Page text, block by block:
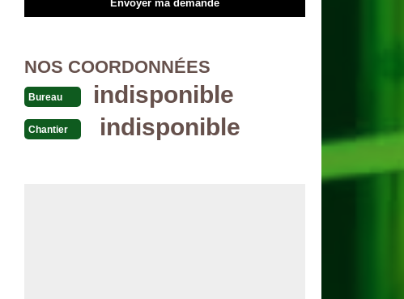
NOS COORDONNÉES
Bureau indisponible
Chantier indisponible